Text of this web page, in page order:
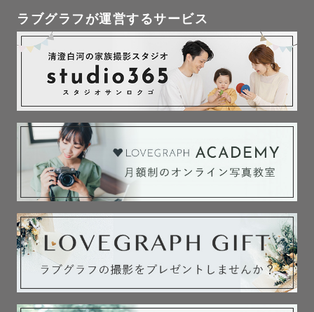
指名して頂いた方には’’100枚以上’’
お写真納品させていただきます！📸
満足いくまでたくさん撮りましょう〜😂💕
※撮影時間が短くなってしまった場合には難しい場合もご
ざいます。
【わたし】人と関わることが大好きで、小さなお子様と関
わる（一緒に遊ぶ！笑）のも大好きです！🌻
ぬいぐるみや、おもちゃなども使ったりして撮影する時も
あります！
緊張せず楽しく、お子様とは仲良く撮影を終えることがで
きると思います(^^)
また、犬を二匹飼っておりワンちゃん撮影もお任せくださ
い🐶
【撮影】写真だけでなく撮影時の空間までもが思い出にな
ラブグラフが運営するサービス